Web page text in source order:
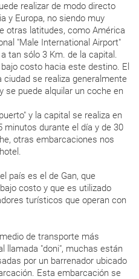
realizar de modo directo
y Europa, no siendo muy
otras latitudes, como América
"Male International Airport"
tan sólo 3 Km. de la capital.
costo hacia este destino. El
se realiza generalmente
se puede alquilar un coche en
y la capital se realiza en
minutos durante el día y de 30
otras embarcaciones nos
país es el de Gan, que
costo y que es utilizado
turísticos que operan con
de transporte más
llamada "doni", muchas están
por un barrenador ubicado
Esta embarcación se